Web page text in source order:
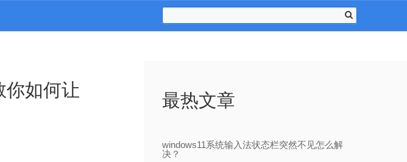
你如何让
最热文章
windows11系统输入法状态栏突然不见怎么解
决？